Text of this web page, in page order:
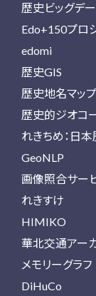
歴史ビッグデ
Edo+150プロ
edomi
歴史GIS
歴史地名マップ
歴史的ジオコ
れきちめ：日
GeoNLP
画像照合サー
れきすけ
HIMIKO
華北交通アー
メモリーグラフ
DiHuCo